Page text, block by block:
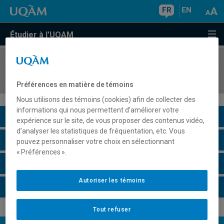
FR EN
Étudier à l'UQAM
COURS//
Description du cours
Horaire - Été 2026
Préférences en matière de témoins
Nous utilisons des témoins (cookies) afin de collecter des
informations qui nous permettent d’améliorer votre
expérience sur le site, de vous proposer des contenus vidéo,
d’analyser les statistiques de fréquentation, etc. Vous
pouvez personnaliser votre choix en sélectionnant
« Préférences ».
Tout refuser
Autoriser les témoins